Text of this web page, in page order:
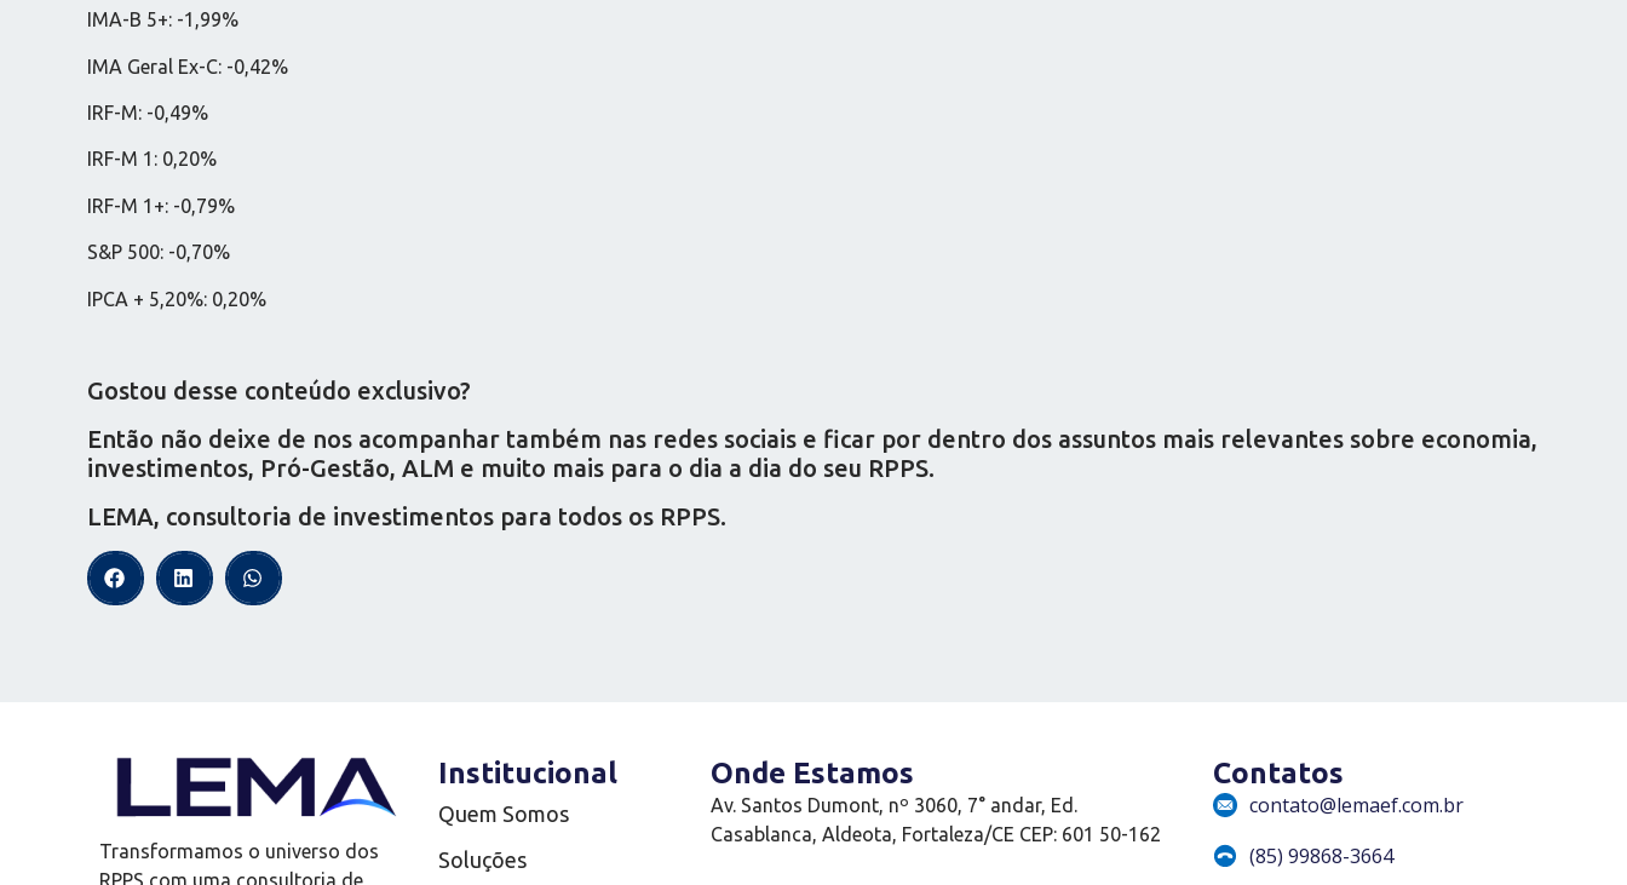
IMA-B 5+: -1,99%
IMA Geral Ex-C: -0,42%
IRF-M: -0,49%
IRF-M 1: 0,20%
IRF-M 1+: -0,79%
S&P 500: -0,70%
IPCA + 5,20%: 0,20%
Gostou desse conteúdo exclusivo?
Então não deixe de nos acompanhar também nas redes sociais e ficar por dentro dos assuntos mais relevantes sobre economia,
investimentos, Pró-Gestão, ALM e muito mais para o dia a dia do seu RPPS.
LEMA, consultoria de investimentos para todos os RPPS.
Transformamos o universo dos
Institucional
Quem Somos
Soluções
Onde Estamos
Av. Santos Dumont, nº 3060, 7° andar, Ed.
Casablanca, Aldeota, Fortaleza/CE CEP: 601 50-162
Contatos
contato@lemaef.com.br
(85) 99868-3664